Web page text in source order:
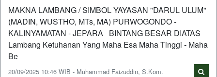
MAKNA LAMBANG / SIMBOL YAYASAN "DARUL ULUM"
(MADIN, WUSTHO, MTs, MA) PURWOGONDO -
KALINYAMATAN - JEPARA BINTANG BESAR DIATAS
Lambang Ketuhanan Yang Maha Esa Maha Tinggi - Maha
Be
20/09/2025 10:46 WIB - Muhammad Faizuddin, S.Kom.